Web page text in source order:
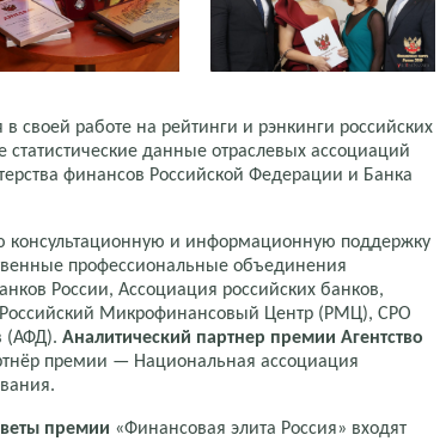
своей работе на рейтинги и рэнкинги российских
статистические данные отраслевых ассоциаций
финансов Российской Федерации и Банка
консультационную и информационную поддержку
профессиональные объединения
России, Ассоциация российских банков,
Российский Микрофинансовый Центр (РМЦ), СРО
(АФД). Аналитический партнер премии Агентство
премии — Национальная ассоциация
премии «Финансовая элита Россия» входят